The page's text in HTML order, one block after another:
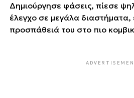
Δημιούργησε φάσεις, πίεσε
έλεγχο σε μεγάλα διαστήματα,
προσπάθειά του στο πιο